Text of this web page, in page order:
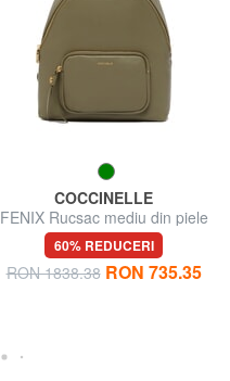
COCCINELLE
FENIX Rucsac mediu din piele
60% REDUCERI
RON 1838.38 RON 735.35